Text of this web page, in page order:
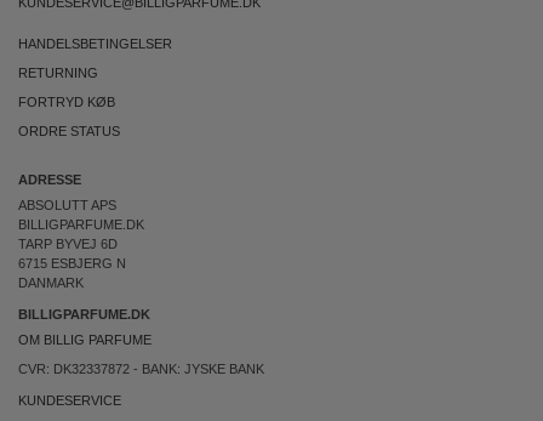
HANDELSBETINGELSER
RETURNING
FORTRYD KØB
ORDRE STATUS
ADRESSE
ABSOLUTT APS
BILLIGPARFUME.DK
TARP BYVEJ 6D
6715 ESBJERG N
DANMARK
BILLIGPARFUME.DK
OM BILLIG PARFUME
CVR: DK32337872 - BANK: JYSKE BANK
KUNDESERVICE